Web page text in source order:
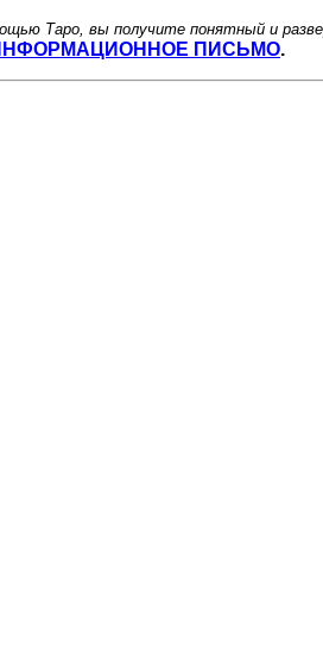
Таро, вы получите понятный и
ПИСЬМО.